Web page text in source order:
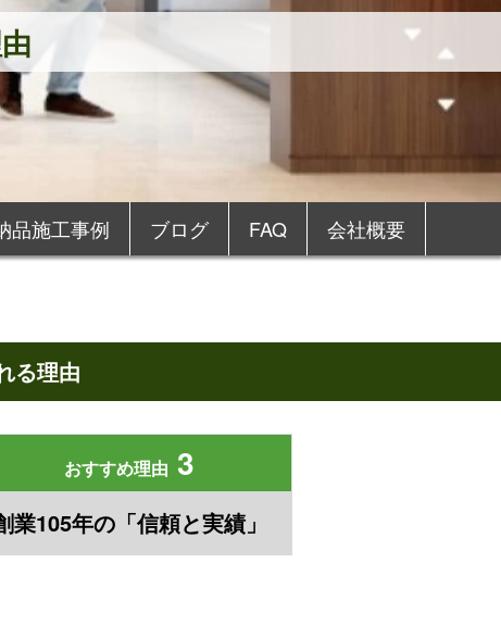
盗金庫
選定
対応 創業105年 信頼と実績
品施工事例 ブログ FAQ 会社概要
る理由
おすすめ理由 3
業105年の「信頼と実績」